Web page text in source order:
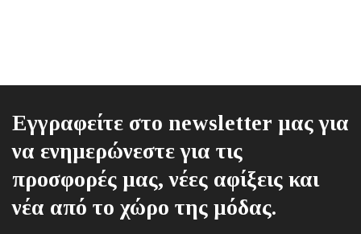
Εγγραφείτε στο newsletter μας για
να ενημερώνεστε για τις
προσφορές μας, νέες αφίξεις και
νέα από το χώρο της μόδας.